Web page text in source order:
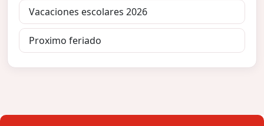
Vacaciones escolares 2026
Proximo feriado